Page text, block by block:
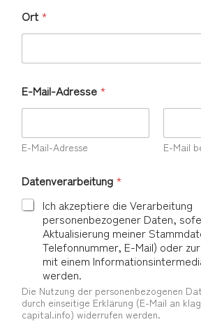
Ort *
E-Mail-Adresse *
E-Mail-Adresse E-Mail
Datenverarbeitung *
Ich akzeptiere die Verarbeitung
personenbezogener Daten,
Aktualisierung meiner
Telefonnummer, E-Mail) oder
mit einem
werden.
Die Nutzung der personenbezogenen
durch einseitige Erklärung (E-Mail an
capital.info) widerrufen werden.